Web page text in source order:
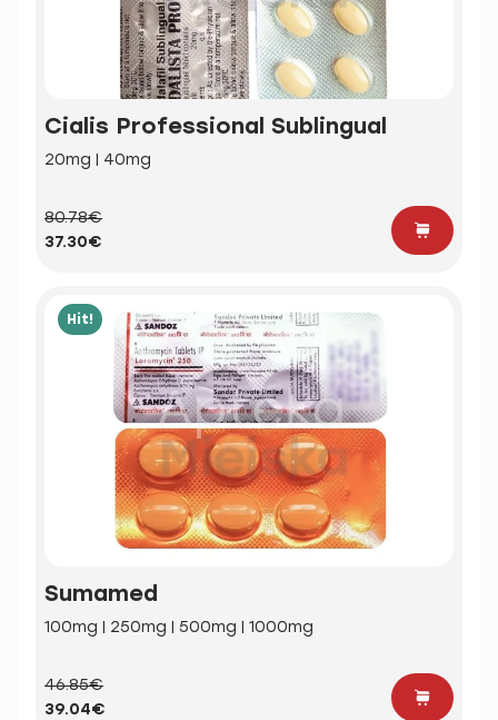
Cialis Professional Sublingual
20mg | 40mg
80.78€
37.30€
Hit!
Sumamed
100mg | 250mg | 500mg | 1000mg
46.85€
39.04€